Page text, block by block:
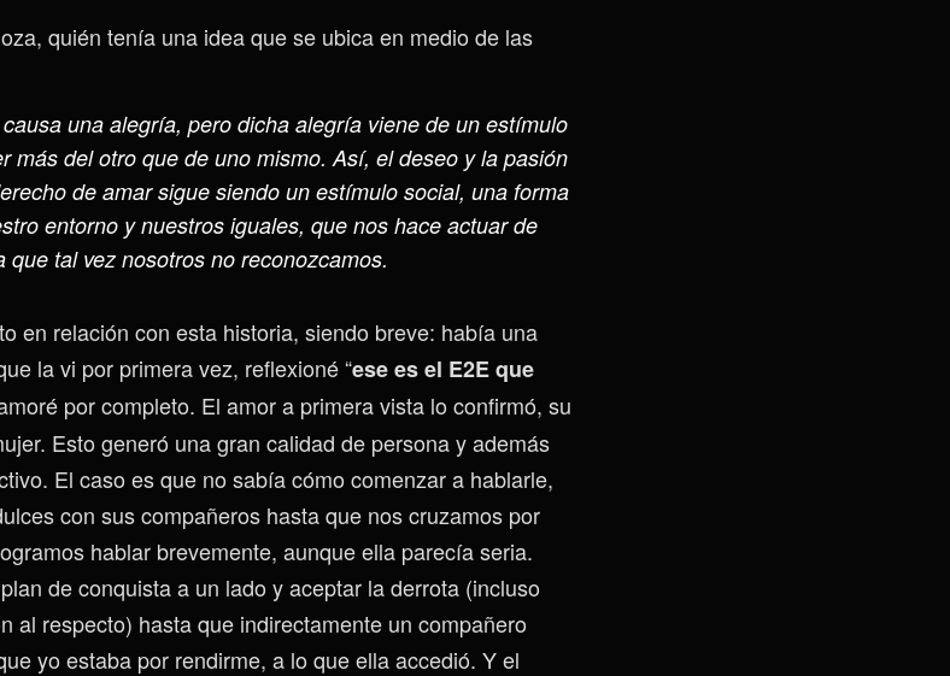
quién tenía una idea que se ubica en medio de las
una alegría, pero dicha alegría viene de un estímulo
más del otro que de uno mismo. Así, el deseo y la pasión
de amar sigue siendo un estímulo social, una forma
entorno y nuestros iguales, que nos hace actuar de
que tal vez nosotros no reconozcamos.
en relación con esta historia, siendo breve: había una
la vi por primera vez, reflexioné “ese es el E2E que
por completo. El amor a primera vista lo confirmó, su
Esto generó una gran calidad de persona y además
El caso es que no sabía cómo comenzar a hablarle,
con sus compañeros hasta que nos cruzamos por
hablar brevemente, aunque ella parecía seria.
de conquista a un lado y aceptar la derrota (incluso
al respecto) hasta que indirectamente un compañero
yo estaba por rendirme, a lo que ella accedió. Y el